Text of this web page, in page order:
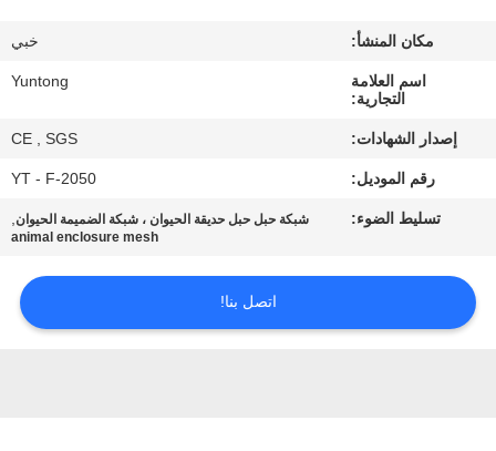
مراقبة
الجودة
أخبار
اطلب
مكان المنشأ: خبي
اسم العلامة
التجارية:
Yuntong
إصدار الشهادات: CE , SGS
رقم الموديل: YT - F-2050
تسليط الضوء: شبكة حبل حبل حديقة الحيوان ، شبكة الضميمة الحيوان,
animal enclosure mesh
اتصل بنا!